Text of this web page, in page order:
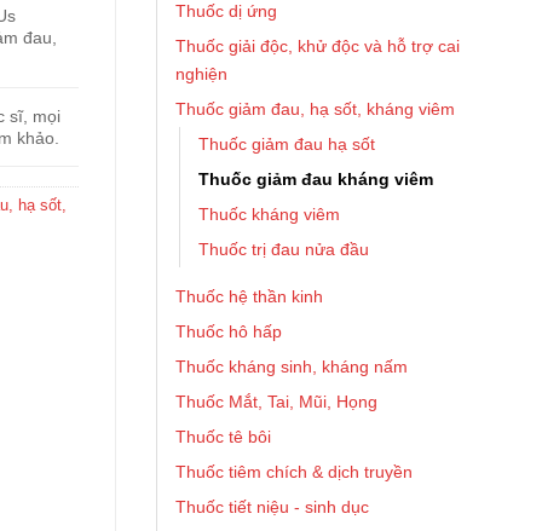
Thuốc dị ứng
Thuốc giải độc, khử độc và hỗ trợ cai
nghiện
Thuốc giảm đau, hạ sốt, kháng viêm
Thuốc giảm đau hạ sốt
Thuốc giảm đau kháng viêm
Thuốc kháng viêm
Thuốc trị đau nửa đầu
Thuốc hệ thần kinh
Thuốc hô hấp
Thuốc kháng sinh, kháng nấm
Thuốc Mắt, Tai, Mũi, Họng
Thuốc tê bôi
Thuốc tiêm chích & dịch truyền
Thuốc tiết niệu - sinh dục
đau,
sĩ, mọi
khảo.
hạ sốt,